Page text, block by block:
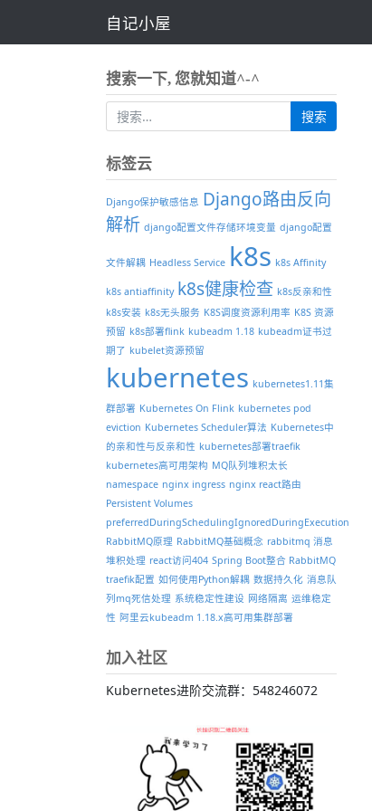
自记小屋
搜索一下, 您就知道^-^
标签云
Django保护敏感信息 Django路由反向
解析 django配置文件存储环境变量 django配置
文件解耦 Headless Service k8s k8s Affinity
k8s antiaffinity k8s健康检查 k8s反亲和性
k8s安装 k8s无头服务 K8S调度资源利用率 K8S 资源
预留 k8s部署flink kubeadm 1.18 kubeadm证书过
期了 kubelet资源预留
kubernetes kubernetes1.11集
群部署 Kubernetes On Flink kubernetes pod
eviction Kubernetes Scheduler算法 Kubernetes中
的亲和性与反亲和性 kubernetes部署traefik
kubernetes高可用架构 MQ队列堆积太长
namespace nginx ingress nginx react路由
Persistent Volumes
preferredDuringSchedulingIgnoredDuringExecution
RabbitMQ原理 RabbitMQ基础概念 rabbitmq 消息
堆积处理 react访问404 Spring Boot整合 RabbitMQ
traefik配置 如何使用Python解耦 数据持久化 消息队
列mq死信处理 系统稳定性建设 网络隔离 运维稳定
性 阿里云kubeadm 1.18.x高可用集群部署
加入社区
Kubernetes进阶交流群：548246072